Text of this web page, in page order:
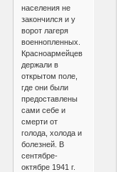
населения не
закончился и у
ворот лагеря
военнопленных.
Красноармейцев
держали в
открытом поле,
где они были
предоставлены
сами себе и
смерти от
голода, холода и
болезней. В
сентябре-
октябре 1941 г.